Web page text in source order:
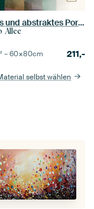
Modernes und abstraktes Porträt in weichen und warmen Farben
Allee
–60×80cm 211,-
selbst wählen